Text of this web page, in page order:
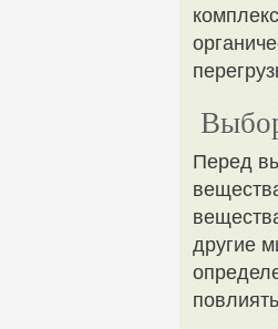
Перед
другие